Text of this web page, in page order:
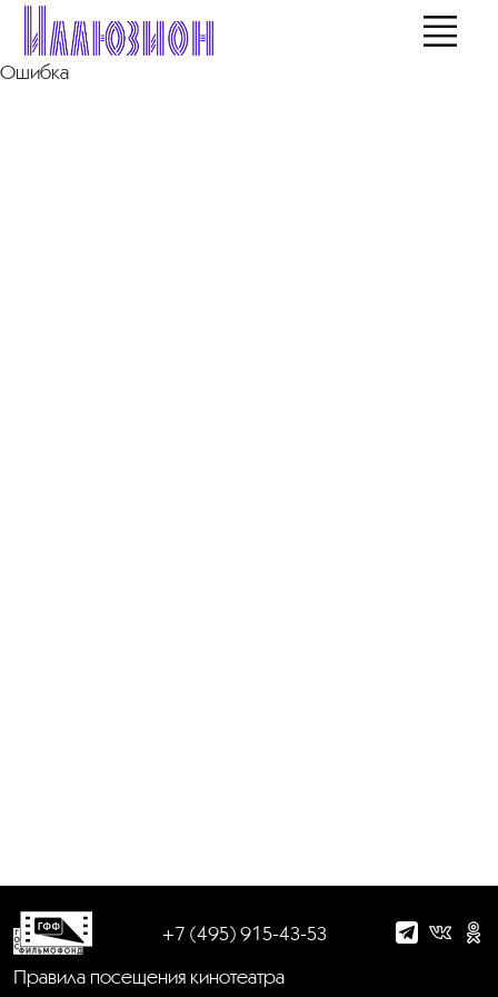
Ошибка
+7 (495) 915-43-53
Правила посещения кинотеатра